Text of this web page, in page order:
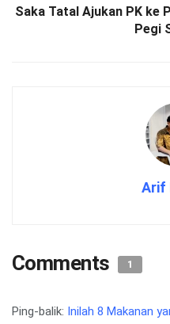
Saka Tatal Ajukan PK ke
Pegi
Arif
Comments 1
Ping-balik: Inilah 8 Makanan